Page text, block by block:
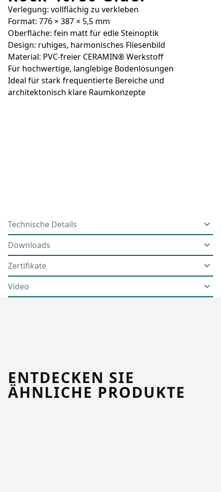
Verlegung: vollflächig zu verkleben
Format: 776 × 387 × 5,5 mm
Oberfläche: fein matt für edle Steinoptik
Design: ruhiges, harmonisches Fliesenbild
Material: PVC-freier CERAMIN® Werkstoff
Für hochwertige, langlebige Bodenlösungen
Ideal für stark frequentierte Bereiche und
architektonisch klare Raumkonzepte
Technische Details
Downloads
Zertifikate
Video
ENTDECKEN SIE
ÄHNLICHE PRODUKTE